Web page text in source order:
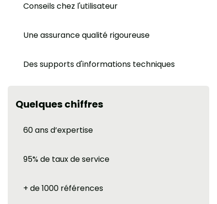
Conseils chez l'utilisateur
Une assurance qualité rigoureuse
Des supports d'informations techniques
Quelques chiffres
60 ans d’expertise
95% de taux de service
+ de 1000 références